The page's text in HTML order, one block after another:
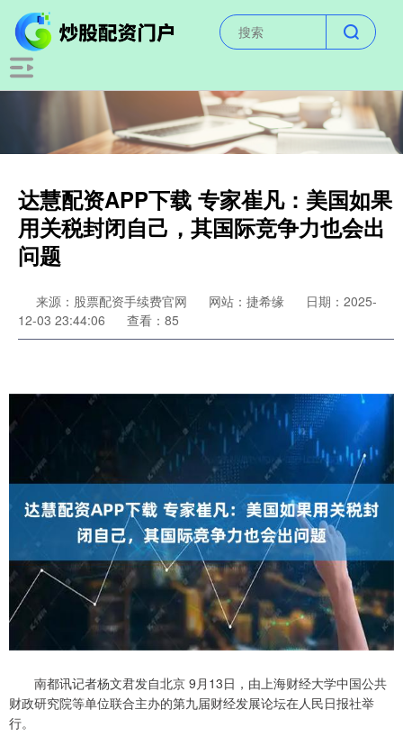
达慧配资APP下载 专家崔凡：美国如果
用关税封闭自己，其国际竞争力也会出
问题
来源：股票配资手续费官网 网站：捷希缘
日期：2025-
12-03 23:44:06
查看：85
南都讯记者杨文君发自北京 9月13日，由上海财经大学中国公共
财政研究院等单位联合主办的第九届财经发展论坛在人民日报社举
行。